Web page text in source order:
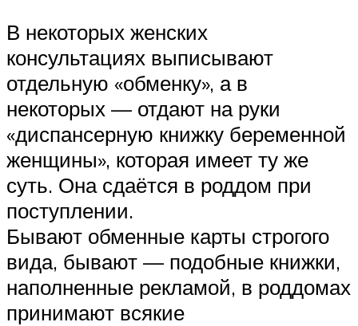
В некоторых женских
консультациях выписывают
отдельную «обменку», а в
некоторых — отдают на руки
«диспансерную книжку беременной
женщины», которая имеет ту же
суть. Она сдаётся в роддом при
поступлении.
Бывают обменные карты строгого
вида, бывают — подобные книжки,
наполненные рекламой, в роддомах
принимают всякие